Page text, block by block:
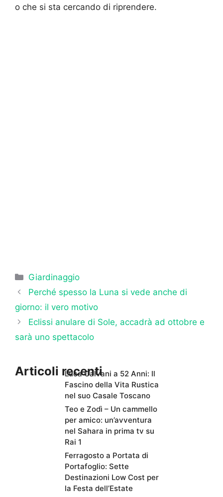
o che si sta cercando di riprendere.
Categorie
Giardinaggio
Perché spesso la Luna si vede anche di
giorno: il vero motivo
Eclissi anulare di Sole, accadrà ad ottobre e
sarà uno spettacolo
Articoli recentiLuca Calvani a 52 Anni: Il
Fascino della Vita Rustica
nel suo Casale Toscano
Teo e Zodì – Un cammello
per amico: un’avventura
nel Sahara in prima tv su
Rai 1
Ferragosto a Portata di
Portafoglio: Sette
Destinazioni Low Cost per
la Festa dell’Estate